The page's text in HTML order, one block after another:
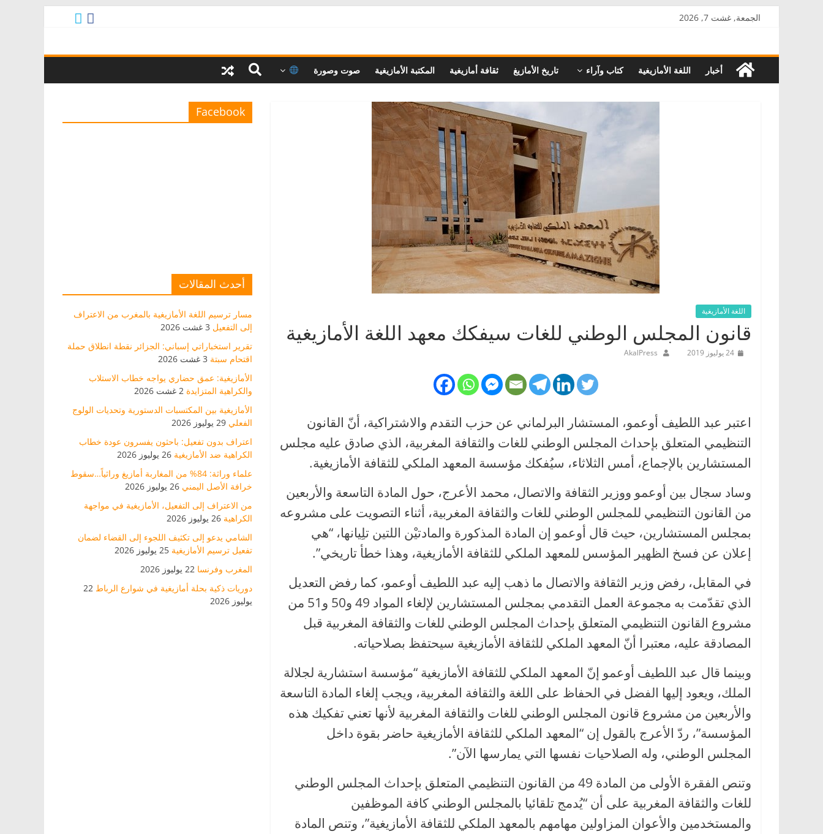
الجمعة, غشت 7, 2026
AkalPress
منبر
أخبار اللغة الأمازيغية كتاب وآراء تاريخ الأمازيغ ثقافة أمازيغية المكتبة الأمازيغية صوت وصورة
اللغة الأمازيغية
قانون المجلس الوطني للغات سيفكك معهد اللغة الأمازيغية
24 يوليوز 2019 AkalPress
اعتبر عبد اللطيف أوعمو، المستشار البرلماني عن حزب التقدم والاشتراكية، أنّ القانون
التنظيمي المتعلق بإحداث المجلس الوطني للغات والثقافة المغربية، الذي صادق عليه مجلس
المستشارين بالإجماع، أمس الثلاثاء، سيُفكك مؤسسة المعهد الملكي للثقافة الأمازيغية.
وساد سجال بين أوعمو ووزير الثقافة والاتصال، محمد الأعرج، حول المادة التاسعة والأربعين
من القانون التنظيمي للمجلس الوطني للغات والثقافة المغربية، أثناء التصويت على مشروعه
بمجلس المستشارين، حيث قال أوعمو إن المادة المذكورة والمادتيْن اللتين تلِيانها، “هي
إعلان عن فسخ الظهير المؤسس للمعهد الملكي للثقافة الأمازيغية، وهذا خطأ تاريخي”.
في المقابل، رفض وزير الثقافة والاتصال ما ذهب إليه عبد اللطيف أوعمو، كما رفض التعديل
الذي تقدّمت به مجموعة العمل التقدمي بمجلس المستشارين لإلغاء المواد 49 و50 و51 من
مشروع القانون التنظيمي المتعلق بإحداث المجلس الوطني للغات والثقافة المغربية قبل
المصادقة عليه، معتبرا أنّ المعهد الملكي للثقافة الأمازيغية سيحتفظ بصلاحياته.
وبينما قال عبد اللطيف أوعمو إنّ المعهد الملكي للثقافة الأمازيغية “مؤسسة استشارية لجلالة
الملك، ويعود إليها الفضل في الحفاظ على اللغة والثقافة المغربية، ويجب إلغاء المادة التاسعة
والأربعين من مشروع قانون المجلس الوطني للغات والثقافة المغربية لأنها تعني تفكيك هذه
المؤسسة”، ردّ الأعرج بالقول إن “المعهد الملكي للثقافة الأمازيغية حاضر بقوة داخل
المجلس الوطني، وله الصلاحيات نفسها التي يمارسها الآن”.
وتنص الفقرة الأولى من المادة 49 من القانون التنظيمي المتعلق بإحداث المجلس الوطني
للغات والثقافة المغربية على أن “يُدمج تلقائيا بالمجلس الوطني كافة الموظفين
والمستخدمين والأعوان المزاولين مهامهم بالمعهد الملكي للثقافة الأمازيغية”، وتنص المادة
Facebook
أحدث المقالات
مسار ترسيم اللغة الأمازيغية بالمغرب من الاعتراف
إلى التفعيل 3 غشت 2026
تقرير استخباراتي إسباني: الجزائر نقطة انطلاق حملة
اقتحام سبتة 3 غشت 2026
الأمازيغية: عمق حضاري يواجه خطاب الاستلاب
والكراهية المتزايدة 2 غشت 2026
الأمازيغية بين المكتسبات الدستورية وتحديات الولوج
الفعلي 29 يوليوز 2026
اعتراف بدون تفعيل: باحثون يفسرون عودة خطاب
الكراهية ضد الأمازيغية 26 يوليوز 2026
علماء وراثة: 84% من المغاربة أمازيغ وراثياً…سقوط
خرافة الأصل اليمني 26 يوليوز 2026
من الاعتراف إلى التفعيل، الأمازيغية في مواجهة
الكراهية 26 يوليوز 2026
الشامي يدعو إلى تكثيف اللجوء إلى القضاء لضمان
تفعيل ترسيم الأمازيغية 25 يوليوز 2026
المغرب وفرنسا 22 يوليوز 2026
دوريات ذكية بحلة أمازيغية في شوارع الرباط 22
يوليوز 2026